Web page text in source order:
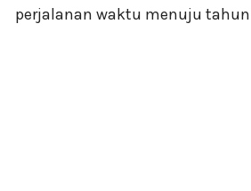
perjalanan waktu menuju tahun